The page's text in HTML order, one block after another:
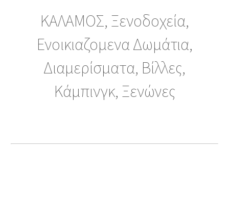
ΚΑΛΑΜΟΣ, Ξενοδοχεία,
Ενοικιαζομενα Δωμάτια,
Διαμερίσματα, Βίλλες,
Κάμπινγκ, Ξενώνες